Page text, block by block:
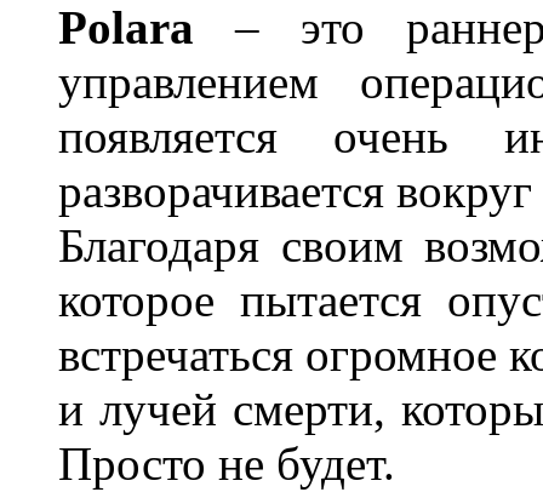
Polara – это
управлением
появляется очень
разворачивается
Благодаря своим
которое пытается
встречаться огромное
и лучей смерти,
Просто не будет.